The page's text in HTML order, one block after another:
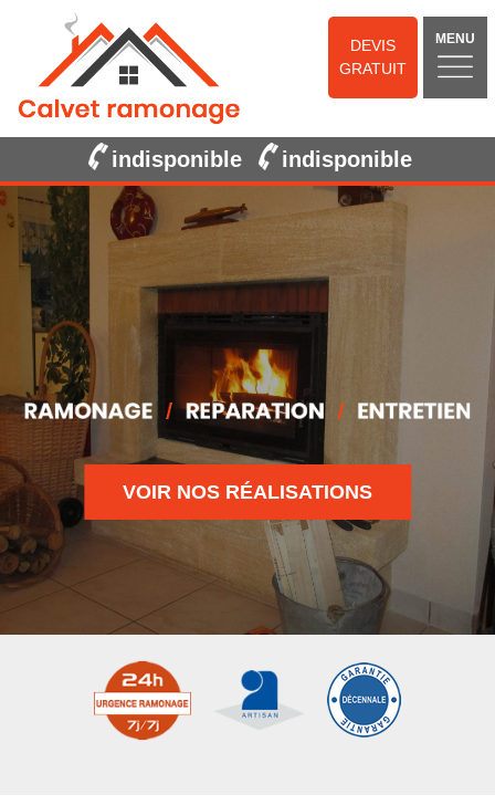
DEVIS
GRATUIT
MENU
indisponible indisponible
VOIR NOS RÉALISATIONS